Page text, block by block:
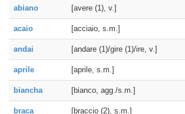
abiano [avere (1), v.]
acaio [acciaio, s.m.]
andai [andare (1)/gire (1)/ire, v.]
aprile [aprile, s.m.]
biancha [bianco, agg./s.m.]
braca [braccio (2), s.m.]